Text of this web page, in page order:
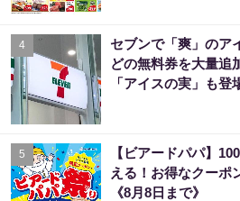
4
セブンで「爽」のア
どの無料券を大量追
「アイスの実」も登
5
【ビアードパパ】
える！お得なクーポ
《8月8日まで》